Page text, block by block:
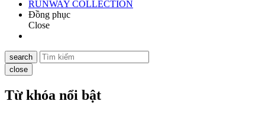
RUNWAY COLLECTION
Đồng phục
Close
search
close
Từ khóa nổi bật